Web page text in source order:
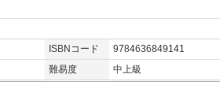
ISBNコード
9784636849141
難易度 中上級